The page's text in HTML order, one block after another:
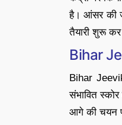
है। आंसर की
तैयारी शुरू
Bihar
Bihar
संभावित
आगे की चयन